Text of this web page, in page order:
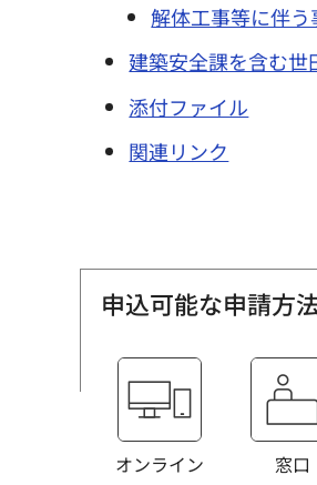
解体工事等に伴
建築安全課を含む世
添付ファイル
関連リンク
申込可能な申請方
オンライン 窓口